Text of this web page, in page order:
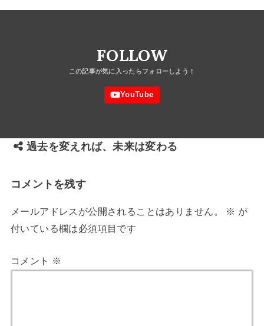
FOLLOW
過去を変えれば、未来は変わる
コメントを残す
メールアドレスが公開されることはありません。 ※ が
付いている欄は必須項目です
コメント ※